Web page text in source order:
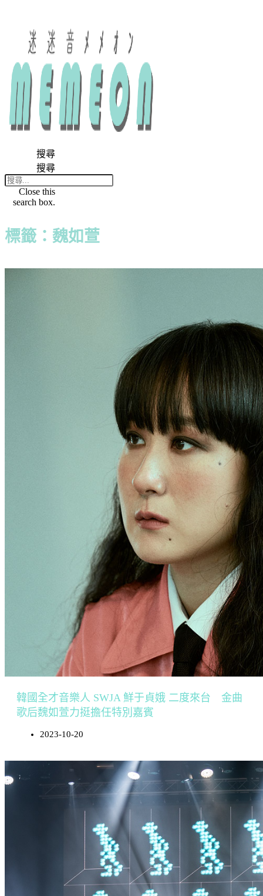
搜尋
搜尋
Close this
search box.
標籤：魏如萱
韓國全才音樂人 SWJA 鮮于貞娥 二度來台 金曲
歌后魏如萱力挺擔任特別嘉賓
2023-10-20